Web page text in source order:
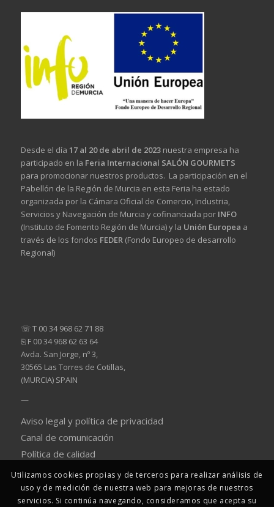
Desde el día 17 al 20 de abril de 2023nuestra empresa ha
participado en la Feria Internacional SALÓN GOURMETS
para promocionar nuestros productos. La participación en el
Pabellón de la Región de Murcia en esta Feria ha estado
organizada por la Cámara Oficial de Comercio, Industria,
Servicios y Navegación de Murcia y cofinanciada por INFO
(Instituto de Fomento Región de Murcia) y la Unión Europea a
través de los fondos FEDER(Fondo Europeo de desarrollo
Regional)
☏ T 00 34 968 62 71 88
⎘ F 00 34 968 62 63 64
Avda. San Jorge, nº 3,
30565 Las Torres de Cotillas,
(MURCIA) SPAIN
—
Aviso legal y política de privacidad
Canal de comunicación
Política de calidad
Utilizamos cookies propias y de terceros para realizar análisis de
uso y de medición de nuestra web para mejoras de nuestros
servicios. Si continúa navegando, consideramos que acepta su